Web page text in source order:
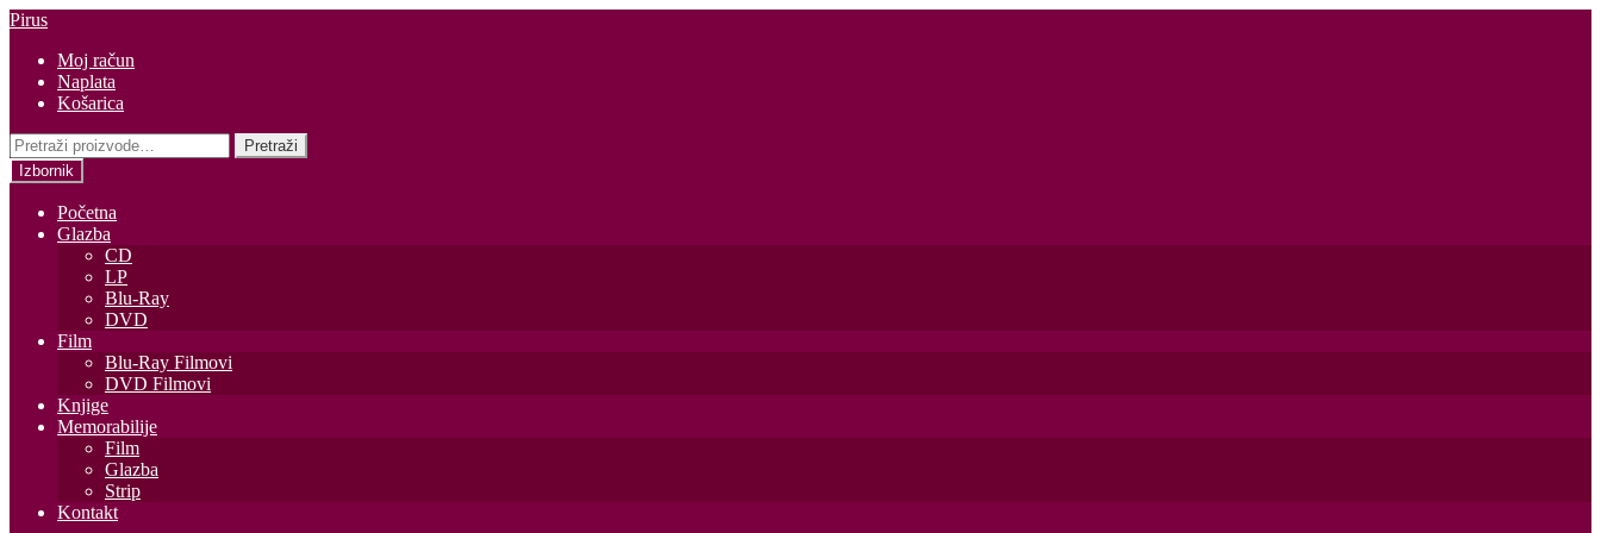
Preskoči
navigaciju
Skoči
sadržaja
Pirus
Moj račun
Naplata
Košarica
Pretraži:
Pretraži
Izbornik
Početna
Glazba
CD
LP
Blu-Ray
DVD
Film
Blu-Ray Filmovi
DVD Filmovi
Knjige
Memorabilije
Film
Glazba
Strip
Kontakt